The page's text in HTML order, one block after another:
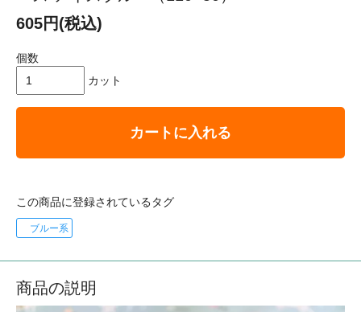
605円(税込)
個数
カット
カートに入れる
この商品に登録されているタグ
ブルー系
商品の説明